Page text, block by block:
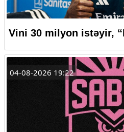
Vini 30 milyon istəyir,
04-08-2026 19:22